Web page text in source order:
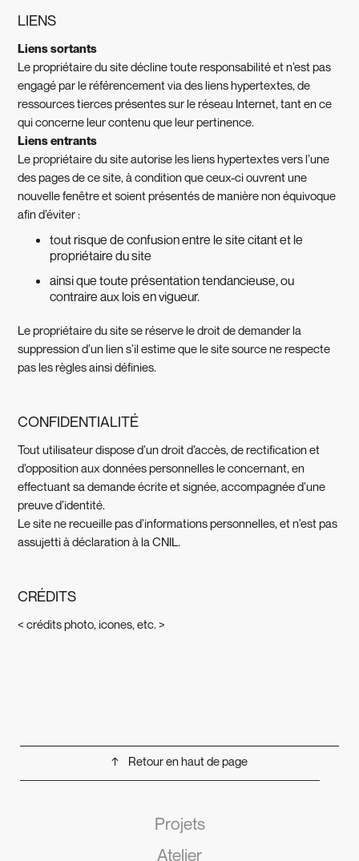
LIENS
Liens sortants
Le propriétaire du site décline toute responsabilité et n’est pas
engagé par le référencement via des liens hypertextes, de
ressources tierces présentes sur le réseau Internet, tant en ce
qui concerne leur contenu que leur pertinence.
Liens entrants
Le propriétaire du site autorise les liens hypertextes vers l’une
des pages de ce site, à condition que ceux-ci ouvrent une
nouvelle fenêtre et soient présentés de manière non équivoque
afin d’éviter :
tout risque de confusion entre le site citant et le
propriétaire du site
ainsi que toute présentation tendancieuse, ou
contraire aux lois en vigueur.
Le propriétaire du site se réserve le droit de demander la
suppression d’un lien s’il estime que le site source ne respecte
pas les règles ainsi définies.
CONFIDENTIALITÉ
Tout utilisateur dispose d’un droit d’accès, de rectification et
d’opposition aux données personnelles le concernant, en
effectuant sa demande écrite et signée, accompagnée d’une
preuve d’identité.
Le site ne recueille pas d’informations personnelles, et n’est pas
assujetti à déclaration à la CNIL.
CRÉDITS
< crédits photo, icones, etc. >
↑ Retour en haut de page
Projets
Atelier